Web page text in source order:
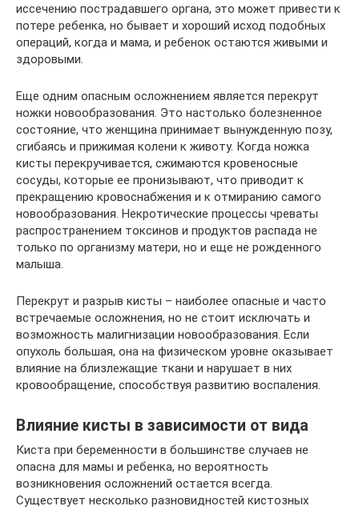
иссечению пострадавшего органа, это может привести к
потере ребенка, но бывает и хороший исход подобных
операций, когда и мама, и ребенок остаются живыми и
здоровыми.
Еще одним опасным осложнением является перекрут
ножки новообразования. Это настолько болезненное
состояние, что женщина принимает вынужденную позу,
сгибаясь и прижимая колени к животу. Когда ножка
кисты перекручивается, сжимаются кровеносные
сосуды, которые ее пронизывают, что приводит к
прекращению кровоснабжения и к отмиранию самого
новообразования. Некротические процессы чреваты
распространением токсинов и продуктов распада не
только по организму матери, но и еще не рожденного
малыша.
Перекрут и разрыв кисты – наиболее опасные и часто
встречаемые осложнения, но не стоит исключать и
возможность малигнизации новообразования. Если
опухоль большая, она на физическом уровне оказывает
влияние на близлежащие ткани и нарушает в них
кровообращение, способствуя развитию воспаления.
Влияние кисты в зависимости от вида
Киста при беременности в большинстве случаев не
опасна для мамы и ребенка, но вероятность
возникновения осложнений остается всегда.
Существует несколько разновидностей кистозных